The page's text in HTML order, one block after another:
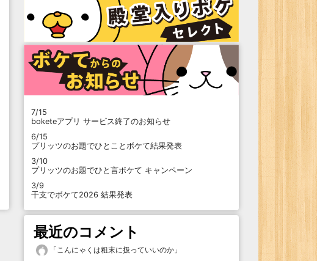
7/15
boketeアプリ サービス終了のお知らせ
6/15
プリッツのお題でひとことボケて結果発表
3/10
プリッツのお題でひと言ボケて キャンペーン
3/9
干支でボケて2026 結果発表
最近のコメント
「こんにゃくは粗末に扱っていいのか 」